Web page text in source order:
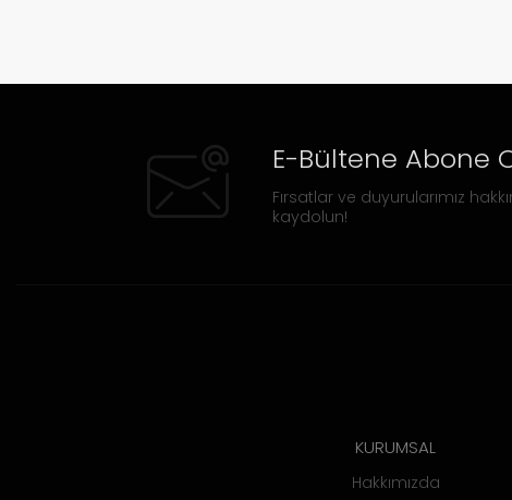
E-Bültene Abone
Fırsatlar ve duyurularımız
kaydolun!
KURUMSAL
Hakkımızda